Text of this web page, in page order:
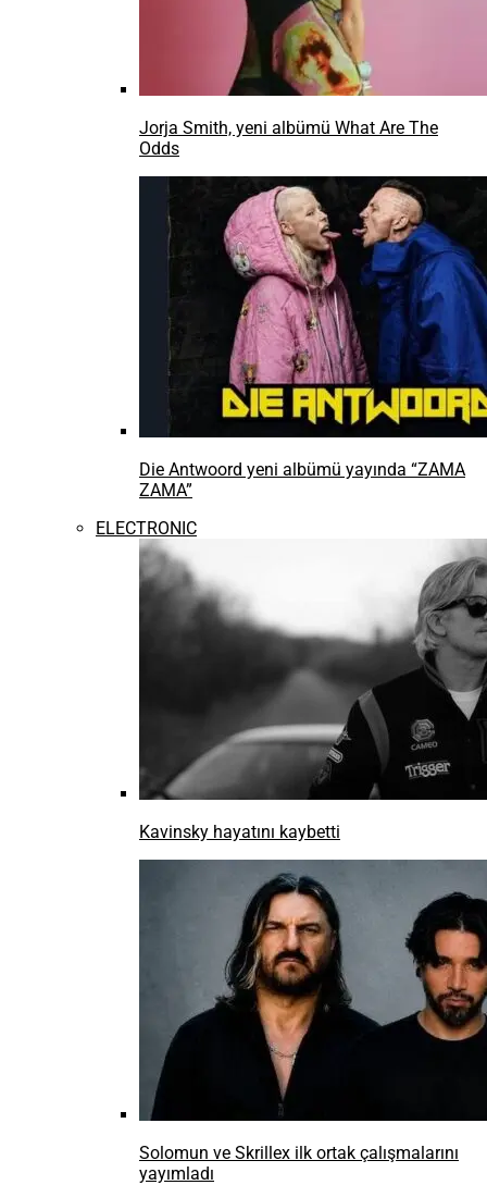
Jorja Smith, yeni albümü What Are The
Odds
Die Antwoord yeni albümü yayında “ZAMA
ZAMA”
ELECTRONIC
Kavinsky hayatını kaybetti
Solomun ve Skrillex ilk ortak çalışmalarını
yayımladı